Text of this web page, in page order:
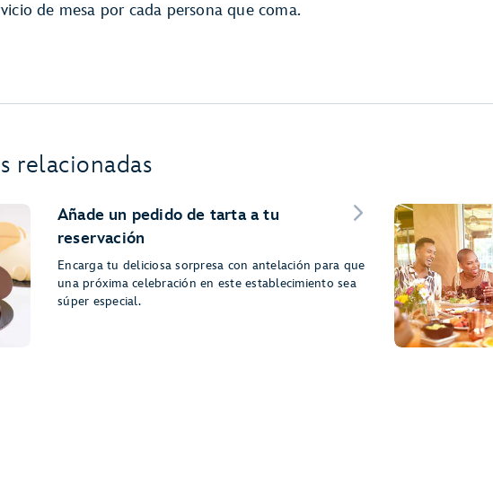
de mesa por cada persona que coma.
relacionadas
Añade un pedido de tarta a tu
reservación
Encarga tu deliciosa sorpresa con antelación para que
una próxima celebración en este establecimiento sea
súper especial.